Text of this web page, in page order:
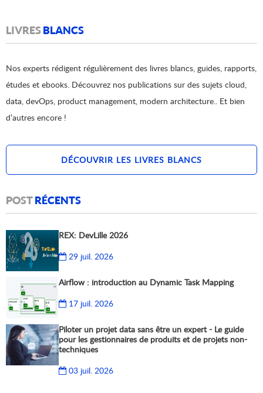
LIVRESBLANCS
Nos experts rédigent régulièrement des livres blancs, guides, rapports,
études et ebooks. Découvrez nos publications sur des sujets cloud,
data, devOps, product management, modern architecture.. Et bien
d’autres encore !
DÉCOUVRIR LES LIVRES BLANCS
POSTRÉCENTS
REX: DevLille 2026
29 juil. 2026
Airflow : introduction au Dynamic Task Mapping
17 juil. 2026
Piloter un projet data sans être un expert - Le guide
pour les gestionnaires de produits et de projets non-
techniques
03 juil. 2026